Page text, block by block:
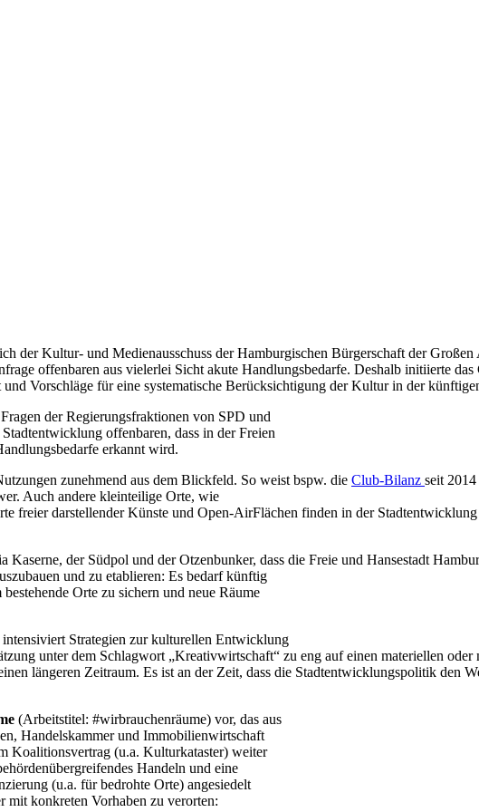
der Kultur- und Medienausschuss der Hamburgischen Bürgerschaft der
offenbaren aus vielerlei Sicht akute Handlungsbedarfe. Deshalb initiierte
Vorschläge für eine systematische Berücksichtigung der Kultur in der
der Regierungsfraktionen von SPD und
offenbaren, dass in der Freien
erkannt wird.
zunehmend aus dem Blickfeld. So weist bspw. die Club-Bilanz seit
Auch andere kleinteilige Orte, wie
freier darstellender Künste und Open-AirFlächen finden in der
der Südpol und der Otzenbunker, dass die Freie und Hansestadt
und zu etablieren: Es bedarf künftig
Orte zu sichern und neue Räume
Strategien zur kulturellen Entwicklung
unter dem Schlagwort „Kreativwirtschaft“ zu eng auf einen materiellen
längeren Zeitraum. Es ist an der Zeit, dass die Stadtentwicklungspolitik den
(Arbeitstitel: #wirbrauchenräume) vor, das aus
Handelskammer und Immobilienwirtschaft
Koalitionsvertrag (u.a. Kulturkataster) weiter
Handeln und eine
(u.a. für bedrohte Orte) angesiedelt
mit konkreten Vorhaben zu verorten: